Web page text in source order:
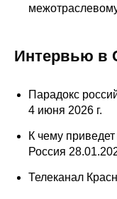
Интервью в
Парадокс
4 июня 2026 г.
К чему
Россия
Телеканал